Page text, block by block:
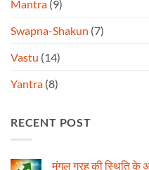
Mantra (9)
Swapna-Shakun (7)
Vastu (14)
Yantra (8)
RECENT POST
मंगल ग्रह की स्थिति के